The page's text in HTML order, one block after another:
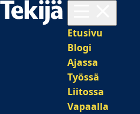
Päävalikko
Etusivu
Blogi
Ajassa
Työssä
Liitossa
Vapaalla